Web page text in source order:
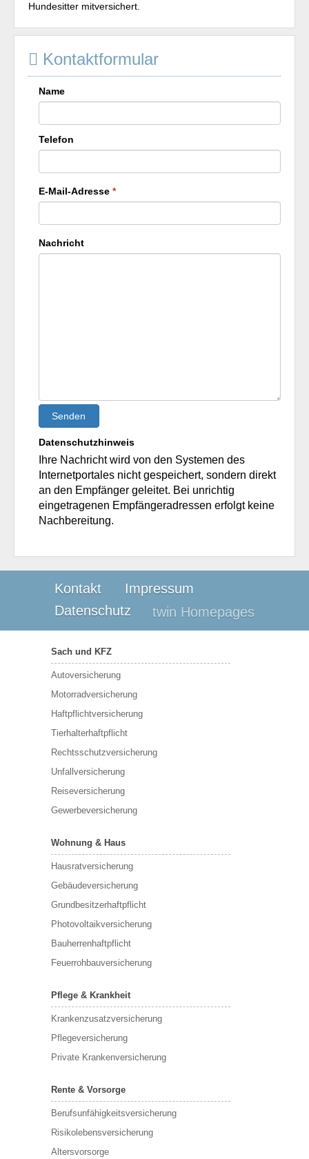
Hundesitter mitversichert.
Kontaktformular
Name
Telefon
E-Mail-Adresse *
Nachricht
Senden
Datenschutzhinweis
Ihre Nachricht wird von den Systemen des
Internetportales nicht gespeichert, sondern direkt
an den Empfänger geleitet. Bei unrichtig
eingetragenen Empfängeradressen erfolgt keine
Nachbereitung.
Kontakt
Impressum
Datenschutz
twin Homepages
Sach und KFZ
Autoversicherung
Motorradversicherung
Haftpflichtversicherung
Tierhalterhaftpflicht
Rechtsschutzversicherung
Unfallversicherung
Reiseversicherung
Gewerbeversicherung
Wohnung & Haus
Hausratversicherung
Gebäudeversicherung
Grundbesitzerhaftpflicht
Photovoltaikversicherung
Bauherrenhaftpflicht
Feuerrohbauversicherung
Pflege & Krankheit
Krankenzusatzversicherung
Pflegeversicherung
Private Krankenversicherung
Rente & Vorsorge
Berufs­unfähigkeitsversicherung
Risikolebensversicherung
Altersvorsorge